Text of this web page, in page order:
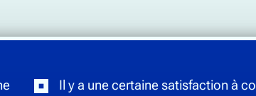
Il y a une certaine satisfaction à